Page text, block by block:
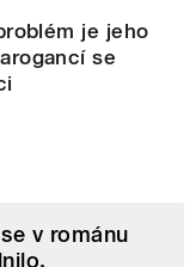
je jeho
se
v románu